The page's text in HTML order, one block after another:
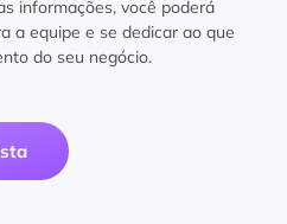
informações, você poderá
a equipe e se dedicar ao que
do seu negócio.